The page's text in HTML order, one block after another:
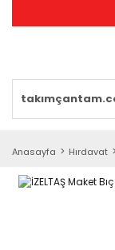
Anasayfa Hırdavat